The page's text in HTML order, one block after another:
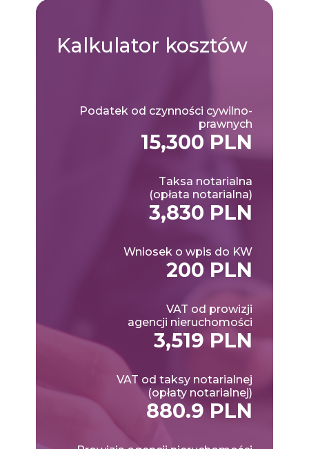
Kalkulator kosztów
Podatek od czynności cywilno-
prawnych
15,300 PLN
Taksa notarialna
(opłata notarialna)
3,830 PLN
Wniosek o wpis do KW
200 PLN
VAT od prowizji
agencji nieruchomości
3,519 PLN
VAT od taksy notarialnej
(opłaty notarialnej)
880.9 PLN